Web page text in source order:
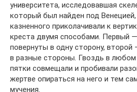
университета, исследовавшая
который был найден под Венецией,
казненного приколачивали к
креста двумя способами. Первый
повернуты в одну сторону, второй
в разные стороны. Гвоздь в любом
пятки совмещали и пробивали
жертве опираться на него и тем
мучения.